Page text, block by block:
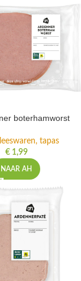
boterhamworst
tapas
€1,99
NAAR AH